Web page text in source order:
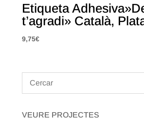
Etiqueta
t’agradi» Català,
9,75€
VEURE PROJECTES